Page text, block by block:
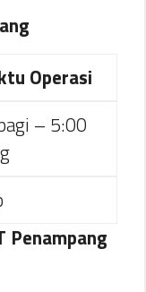
Operasi
– 5:00
Penampang